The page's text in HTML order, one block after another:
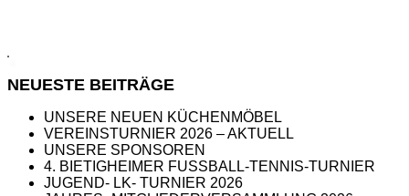
NEUESTE BEITRÄGE
UNSERE NEUEN KÜCHENMÖBEL
VEREINSTURNIER 2026 – AKTUELL
UNSERE SPONSOREN
4. BIETIGHEIMER FUSSBALL-TENNIS-TURNIER
JUGEND- LK- TURNIER 2026